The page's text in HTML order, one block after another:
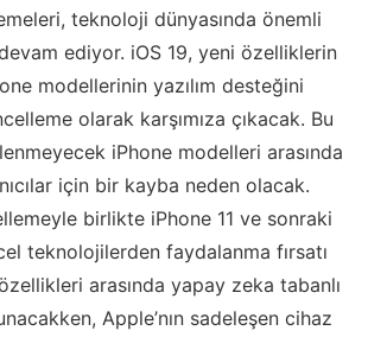
teknoloji dünyasında önemli
ediyor. iOS 19, yeni özelliklerin
modellerinin yazılım desteğini
olarak karşımıza çıkacak. Bu
iPhone modelleri arasında
için bir kayba neden olacak.
birlikte iPhone 11 ve sonraki
teknolojilerden faydalanma fırsatı
arasında yapay zeka tabanlı
Apple’nın sadeleşen cihaz